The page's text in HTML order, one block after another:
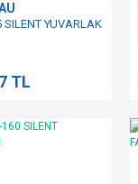
YUVARLAK
TL